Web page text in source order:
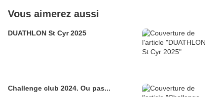
Vous aimerez aussi
DUATHLON St Cyr 2025
Challenge club 2024. Ou pas...